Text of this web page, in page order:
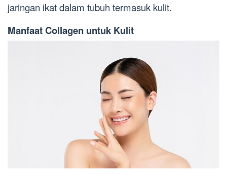
jaringan ikat dalam tubuh termasuk kulit.
Manfaat Collagen untuk Kulit